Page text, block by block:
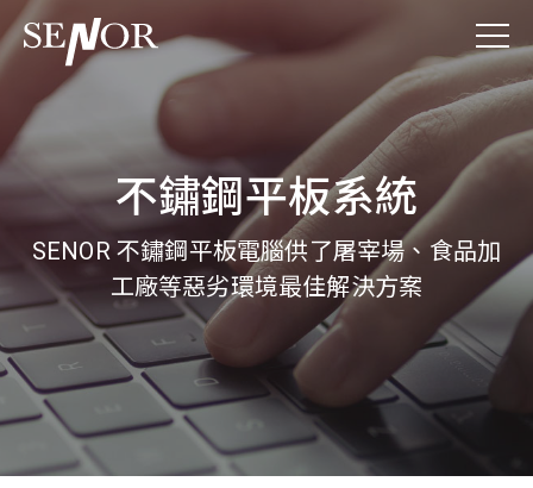
不鏽鋼平板系統
SENOR 不鏽鋼平板電腦供了屠宰場、食品加
工廠等惡劣環境最佳解決方案